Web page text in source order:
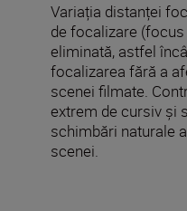
Variația distanței
de focalizare
eliminată, astfel
focalizarea fără a
scenei filmate.
extrem de cursiv și
schimbări naturale
scenei.